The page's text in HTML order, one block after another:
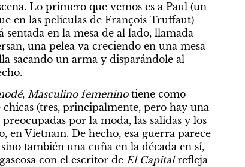
Lo primero que vemos es a Paul (un
en las películas de François Truffaut)
en la mesa de al lado, llamada
una pelea va creciendo en una mesa
sacando un arma y disparándole al
, Masculino femenino tiene como
(tres, principalmente, pero hay una
por la moda, las salidas y los
en Vietnam. De hecho, esa guerra parece
también una cuña en la década en sí,
con el escritor de El Capital refleja